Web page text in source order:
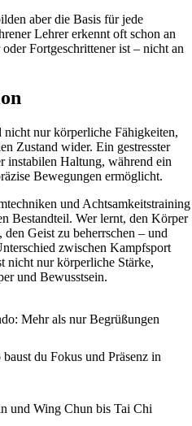
aber die Basis für jede
Lehrer erkennt oft schon an
Fortgeschrittener ist – nicht an
nur körperliche Fähigkeiten,
Zustand wider. Ein gestresster
instabilen Haltung, während ein
Bewegungen ermöglicht.
und Achtsamkeitstraining
Bestandteil. Wer lernt, den Körper
Geist zu beherrschen – und
zwischen Kampfsport
nicht nur körperliche Stärke,
und Bewusstsein.
Mehr als nur Begrüßungen
du Fokus und Präsenz in
und Wing Chun bis Tai Chi